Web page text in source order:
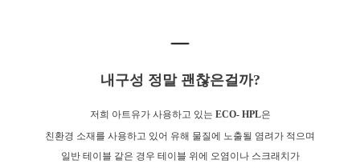
내구성 정말 괜찮은걸까?
저희 아트유가 사용하고 있는 ECO- HPL은
친환경 소재를 사용하고 있어 유해 물질에 노출될 염려가 적으며
일반 테이블 같은 경우 테이블 위에 오염이나 스크래치가